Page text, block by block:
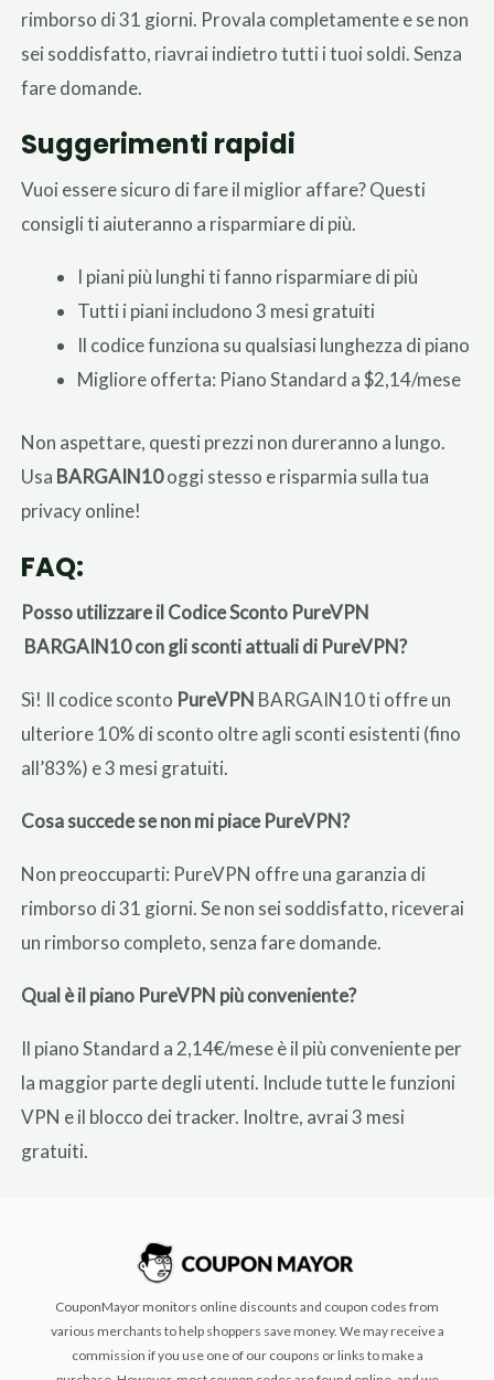
rimborso di 31 giorni. Provala completamente e se non
sei soddisfatto, riavrai indietro tutti i tuoi soldi. Senza
fare domande.
Suggerimenti rapidi
Vuoi essere sicuro di fare il miglior affare? Questi
consigli ti aiuteranno a risparmiare di più.
I piani più lunghi ti fanno risparmiare di più
Tutti i piani includono 3 mesi gratuiti
Il codice funziona su qualsiasi lunghezza di piano
Migliore offerta: Piano Standard a $2,14/mese
Non aspettare, questi prezzi non dureranno a lungo.
Usa BARGAIN10oggi stesso e risparmia sulla tua
privacy online!
FAQ:
Posso utilizzare il Codice Sconto PureVPN
BARGAIN10 con gli sconti attuali di PureVPN?
Sì! Il codice sconto PureVPN BARGAIN10 ti offre un
ulteriore 10% di sconto oltre agli sconti esistenti (fino
all’83%) e 3 mesi gratuiti.
Cosa succede se non mi piace PureVPN?
Non preoccuparti: PureVPN offre una garanzia di
rimborso di 31 giorni. Se non sei soddisfatto, riceverai
un rimborso completo, senza fare domande.
Qual è il piano PureVPN più conveniente?
Il piano Standard a 2,14€/mese è il più conveniente per
la maggior parte degli utenti. Include tutte le funzioni
VPN e il blocco dei tracker. Inoltre, avrai 3 mesi
gratuiti.
CouponMayor monitors online discounts and coupon codes from
various merchants to help shoppers save money. We may receive a
commission if you use one of our coupons or links to make a